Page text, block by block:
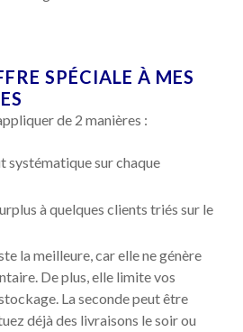
SPÉCIALE À MES
de 2 manières :
systématique sur chaque
à quelques clients triés sur le
la meilleure, car elle ne génère
De plus, elle limite vos
La seconde peut être
déjà des livraisons le soir ou